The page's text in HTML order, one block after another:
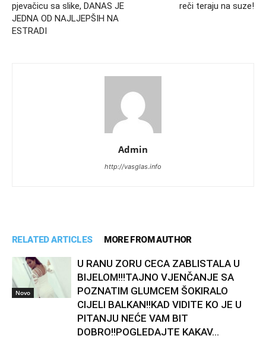
pjevačicu sa slike, DANAS JE
JEDNA OD NAJLJEPŠIH NA
ESTRADI
reči teraju na suze!
Admin
http://vasglas.info
RELATED ARTICLES MORE FROM AUTHOR
Novo
U RANU ZORU CECA ZABLISTALA U
BIJELOM!!!TAJNO VJENČANJE SA
POZNATIM GLUMCEM ŠOKIRALO
CIJELI BALKAN!!KAD VIDITE KO JE U
PITANJU NEĆE VAM BIT
DOBRO!!POGLEDAJTE KAKAV...